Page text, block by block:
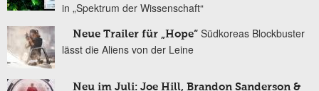
in „Spektrum der Wissenschaft“
Neue Trailer für „Hope“ Südkoreas Blockbuster
lässt die Aliens von der Leine
Neu im Juli: Joe Hill, Brandon Sanderson &